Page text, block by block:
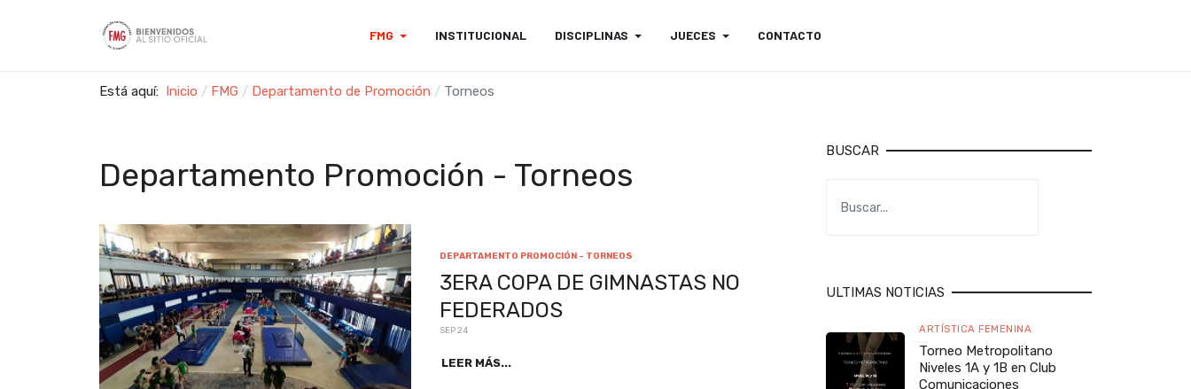
FMG INSTITUCIONAL DISCIPLINAS JUECES CONTACTO
Está aquí: Inicio FMG Departamento de Promoción Torneos
Departamento Promoción - Torneos
DEPARTAMENTO PROMOCIÓN - TORNEOS
3ERA COPA DE GIMNASTAS NO
FEDERADOS
SEP 24
LEER MÁS...
BUSCAR
ULTIMAS NOTICIAS
ARTÍSTICA FEMENINA
Torneo Metropolitano
Niveles 1A y 1B en Club
Comunicaciones